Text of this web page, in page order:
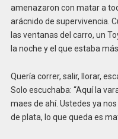
amenazaron con matar a
arácnido de supervivencia.
las ventanas del carro, un
la noche y el que estaba
Quería correr, salir, llorar,
Solo escuchaba: “Aquí la
maes de ahí. Ustedes ya
de plata, lo que queda es